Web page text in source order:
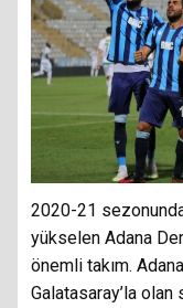
2020-21
yükselen Adana
önemli takım.
Galatasaray’la